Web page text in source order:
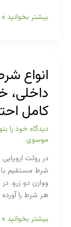
رولت
راهنمای
کامل
ارائه
دهندگان،
RTP
و
انتخاب
میز
بیشتر بخوانید »
انواع
داخلی،
کامل
دیدگاه‌ خود را
موسوی
در رولت
ووازن دو زرو.
هر شرط را آورده
انواع
بیشتر بخوانید »